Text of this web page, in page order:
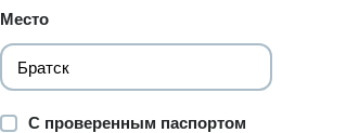
Место
С проверенным паспортом